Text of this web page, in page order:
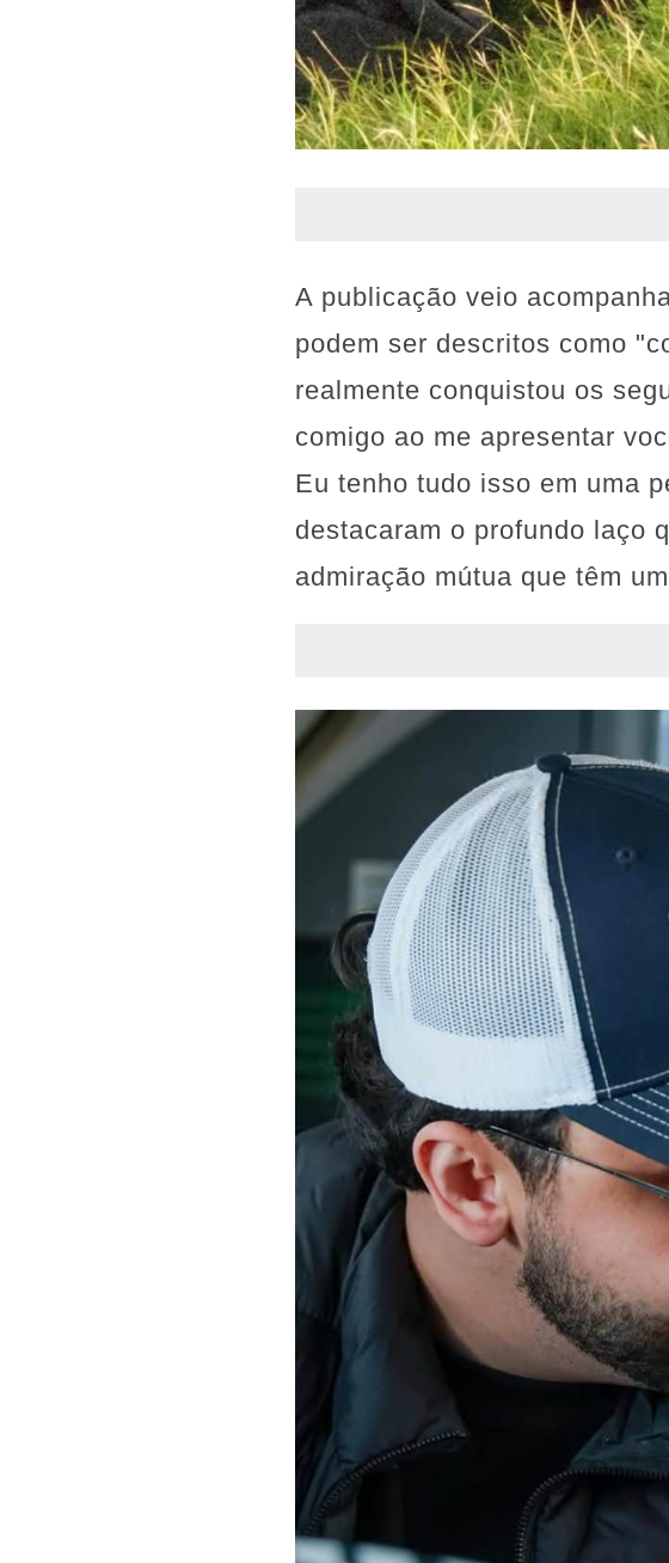
A publicação veio
podem ser descritos como
realmente conquistou os
comigo ao me apresentar
Eu tenho tudo isso em uma
destacaram o profundo laço
admiração mútua que têm